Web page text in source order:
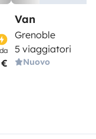
Van
Grenoble
5 viaggiatori
Nuovo